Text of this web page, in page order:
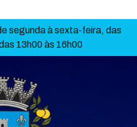
segunda à sexta-feira, das
13h00 às 16h00